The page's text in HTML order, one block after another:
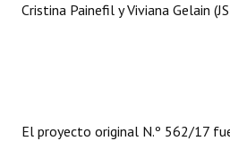
Cristina Painefil y Viviana Gelain
El proyecto original N.º 562/17